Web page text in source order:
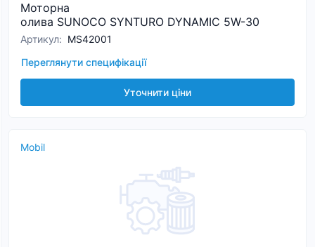
Моторна
олива SUNOCO SYNTURO DYNAMIC 5W-30
Артикул: MS42001
Переглянути специфікації
Уточнити ціни
Mobil